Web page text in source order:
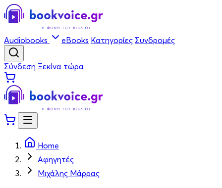
Audiobooks eBooks Κατηγορίες Συνδρομές
Σύνδεση Ξεκίνα τώρα
Home
Αφηγητές
Μιχάλης Μάρρας